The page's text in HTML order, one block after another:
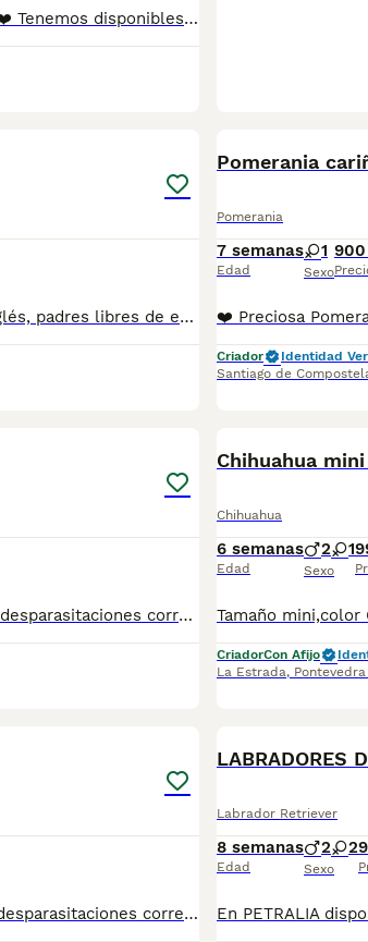
🐶 Caniches Toy machos rojos disponibles ❤️ Tenemos disponibles 2 preciosos machos Caniche Toy de color rojo, criados con mucho cariño y perfectamente socializados. ✨ Se entregan con: • Vacunas al día 💉 • Desparasitaciones al día ✅ • Revisión veterinaria • Cartilla sanitaria Son cachorros muy cariñosos, juguetones, inteligentes y sociables, ideales para familias o personas que busquen un compañero fiel y lleno de amor. 📩 Para más información, fotos o vídeos de los cachorros disponibles, escríbenos por WhatsApp al 698 12 20 01.
Disponible macho y hembra de stafford Inglés, padres libres de enfermedades congénitas, los cachorros se entregan desparasitados y vacunas correspondientes a su edad chip y pasaporte y tramitación del loe Pedigree..
Pomerania
Pomerania
7 semanas
Edad
1
Sexo
Criador
Identidad
Santiago de
Tamaño mini,machos y hembras vacunas y desparasitaciones correspondientes.Microchip , pasaporte,contrato ,garantías sanitarias.659646402
Chihuahua
Chihuahua
6 semanas
Edad
2 1
Sexo
CriadorCon Afijo
La Estrada, Pontevedra
Machos y hembras disponibles, vacunas y desparasitaciones correspondientes.Microchip , pasaporte,garantías sanitarias
LABRADORES
Labrador Retriever
8 semanas
Edad
2 2
Sexo